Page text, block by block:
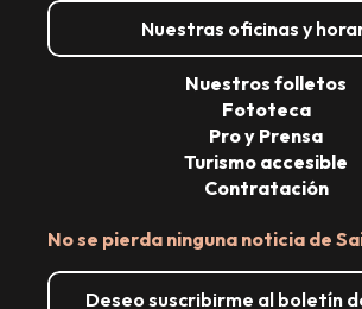
Nuestras oficinas y
No se pierda ninguna noticia de
Deseo suscribirme al boletín
Nuestros folletos
Fototeca
Pro y Prensa
Turismo accesible
Contratación